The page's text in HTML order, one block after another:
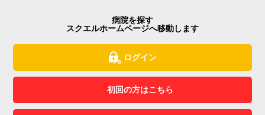
病院を探す
スクエルホームページへ移動します
ログイン
初回の方はこちら